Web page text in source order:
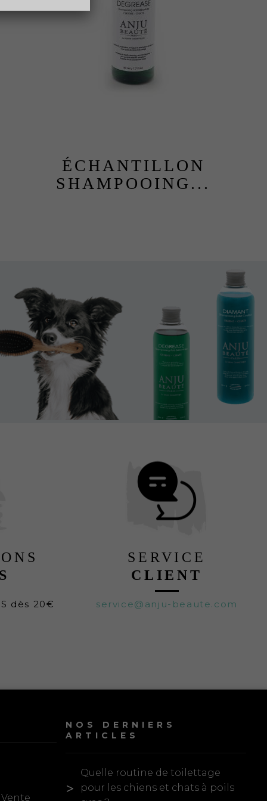
ÉCHANTILLON
SHAMPOOING...
dès 20€
SERVICE
CLIENT
service@anju-beaute.com
NOS DERNIERS
ARTICLES
Quelle routine de toilettage
pour les chiens et chats à poils